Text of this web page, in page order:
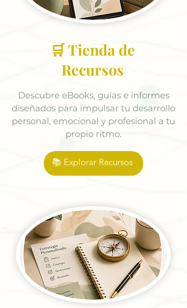
🛒 Tienda de
Recursos
Descubre eBooks, guías e informes
diseñados para impulsar tu desarrollo
personal, emocional y profesional a tu
propio ritmo.
📚 Explorar Recursos